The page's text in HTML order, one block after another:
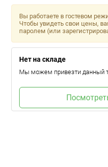
Вы работаете в гостевом
Чтобы увидеть свои цены,
паролем (или
Нет на складе
Мы можем привезти данный